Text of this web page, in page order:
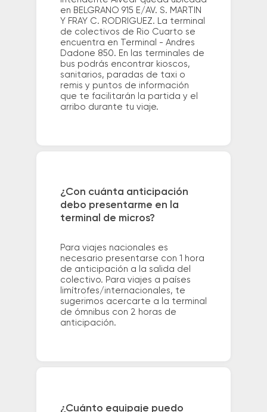
en BELGRANO 915 E/AV. S. MARTIN
Y FRAY C. RODRIGUEZ. La terminal
de colectivos de Rio Cuarto se
encuentra en Terminal - Andres
Dadone 850. En las terminales de
bus podrás encontrar kioscos,
sanitarios, paradas de taxi o
remis y puntos de información
que te facilitarán la partida y el
arribo durante tu viaje.
¿Con cuánta anticipación
debo presentarme en la
terminal de micros?
Para viajes nacionales es
necesario presentarse con 1 hora
de anticipación a la salida del
colectivo. Para viajes a países
limítrofes/internacionales, te
sugerimos acercarte a la terminal
de ómnibus con 2 horas de
anticipación.
¿Cuánto equipaje puedo